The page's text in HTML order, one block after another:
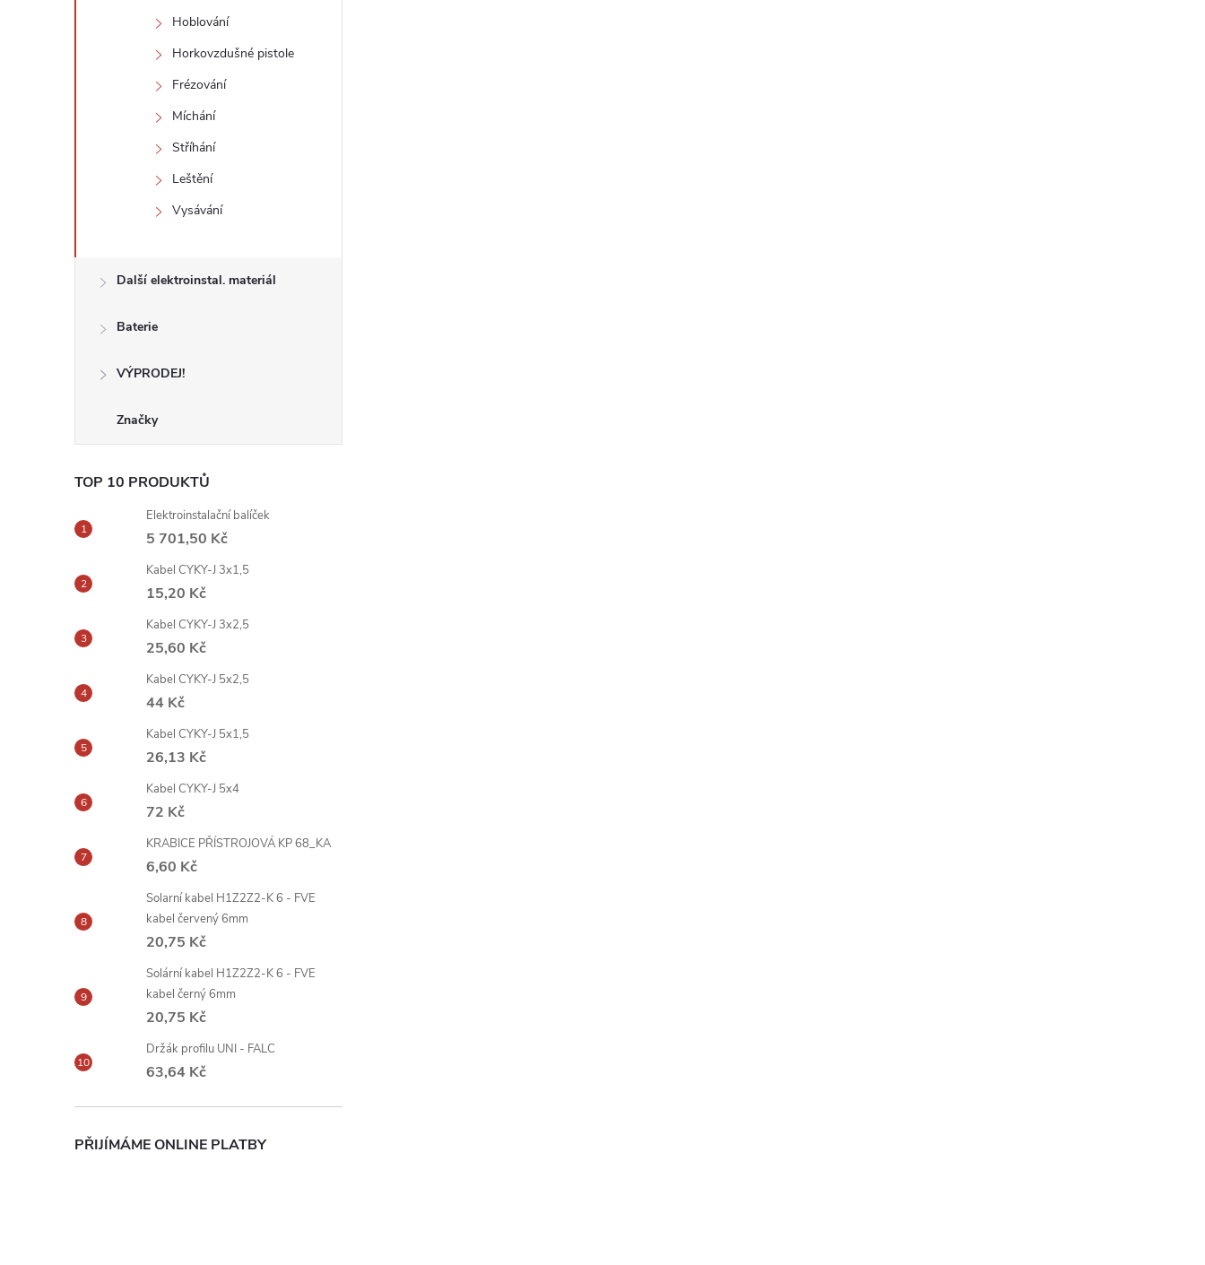
Hoblování
Horkovzdušné pistole
Frézování
Míchání
Stříhání
Leštění
Vysávání
Další elektroinstal. materiál
Baterie
VÝPRODEJ!
Značky
TOP 10 PRODUKTŮ
Elektroinstalační balíček
5 701,50 Kč
Kabel CYKY-J 3x1,5
15,20 Kč
Kabel CYKY-J 3x2,5
25,60 Kč
Kabel CYKY-J 5x2,5
44 Kč
Kabel CYKY-J 5x1,5
26,13 Kč
Kabel CYKY-J 5x4
72 Kč
KRABICE PŘÍSTROJOVÁ KP 68_KA
6,60 Kč
Solarní kabel H1Z2Z2-K 6 - FVE
kabel červený 6mm
20,75 Kč
Solární kabel H1Z2Z2-K 6 - FVE
kabel černý 6mm
20,75 Kč
Držák profilu UNI - FALC
63,64 Kč
PŘIJÍMÁME ONLINE PLATBY